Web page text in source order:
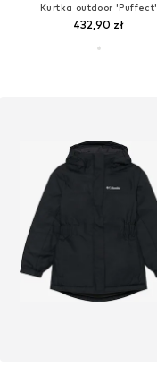
Kurtka outdoor 'Puffect'
432,90 zł